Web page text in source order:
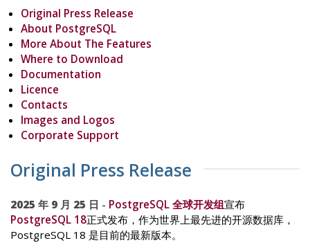
Original Press Release
About PostgreSQL
More About The Features
Where to Download
Documentation
Licence
Contacts
Images and Logos
Corporate Support
Original Press Release
2025 年 9 月 25 日 - PostgreSQL 全球开发组宣布
PostgreSQL 18正式发布，作为世界上最先进的开源数据库，
PostgreSQL 18 是目前的最新版本。